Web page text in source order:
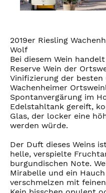
2019er Riesling
Wolf
Bei diesem Wein
Reserve Wein der
Vinifizierung der
Wachenheimer
Spontanvergärung im
Edelstahltank gereift,
Glas, der locker eine
werden würde.
Der Duft dieses Weins
helle, verspielte
burgundischen Note.
Mirabelle und ein
verschmelzen mit